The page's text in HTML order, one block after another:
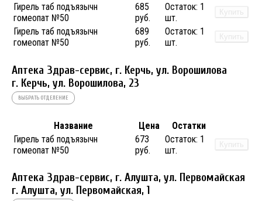
Гирель таб подъязычн
гомеопат №50
685
руб.
Остаток: 1
шт.
Купить
Гирель таб подъязычн
гомеопат №50
689
руб.
Остаток: 1
шт.
Купить
Аптека Здрав-сервис, г. Керчь, ул. Ворошилова
г. Керчь, ул. Ворошилова, 23
ВЫБРАТЬ ОТДЕЛЕНИЕ
Название Цена
Остатки
Гирель таб подъязычн
гомеопат №50
673
руб.
Остаток: 1
шт.
Купить
Аптека Здрав-сервис, г. Алушта, ул. Первомайская
г. Алушта, ул. Первомайская, 1